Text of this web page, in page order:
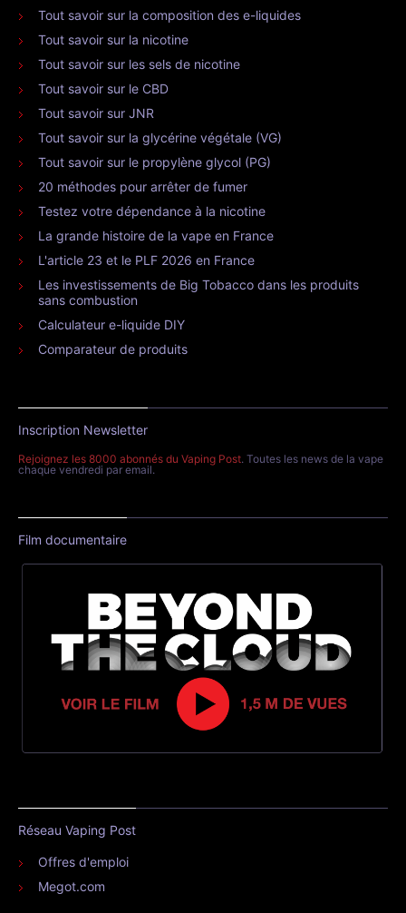
Tout savoir sur la composition des e-liquides
Tout savoir sur la nicotine
Tout savoir sur les sels de nicotine
Tout savoir sur le CBD
Tout savoir sur JNR
Tout savoir sur la glycérine végétale (VG)
Tout savoir sur le propylène glycol (PG)
20 méthodes pour arrêter de fumer
Testez votre dépendance à la nicotine
La grande histoire de la vape en France
L'article 23 et le PLF 2026 en France
Les investissements de Big Tobacco dans les produits
sans combustion
Calculateur e-liquide DIY
Comparateur de produits
Inscription Newsletter
Rejoignez les 8000 abonnés du Vaping Post. Toutes les news de la vape
chaque vendredi par email.
Film documentaire
Réseau Vaping Post
Offres d'emploi
Megot.com